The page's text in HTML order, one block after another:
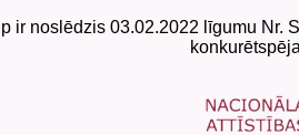
ir noslēdzis 03.02.2022 līgumu Nr.